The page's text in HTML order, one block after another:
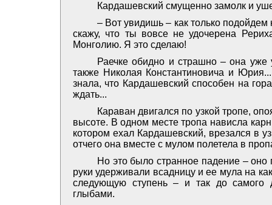
Кардашевский смущенно замолк и
– Вот увидишь – как только подойдем
скажу, что ты вовсе не удочерена
Монголию. Я это сделаю!
Раечке обидно и страшно – она
также Николая Константиновича и
знала, что Кардашевский способен на
ждать...
Караван двигался по узкой тропе,
высоте. В одном месте тропа нависла
котором ехал Кардашевский, врезался в
отчего она вместе с мулом полетела в
Но это было странное падение –
руки удерживали всадницу и ее мула на
следующую ступень – и так до самого
глыбами.